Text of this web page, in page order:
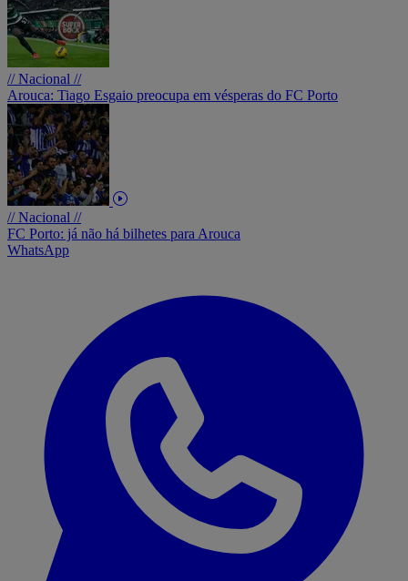
// Nacional //
Arouca: Tiago Esgaio preocupa em vésperas do FC Porto
// Nacional //
FC Porto: já não há bilhetes para Arouca
WhatsApp